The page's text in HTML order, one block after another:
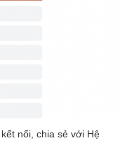
nối, chia sẻ với Hệ